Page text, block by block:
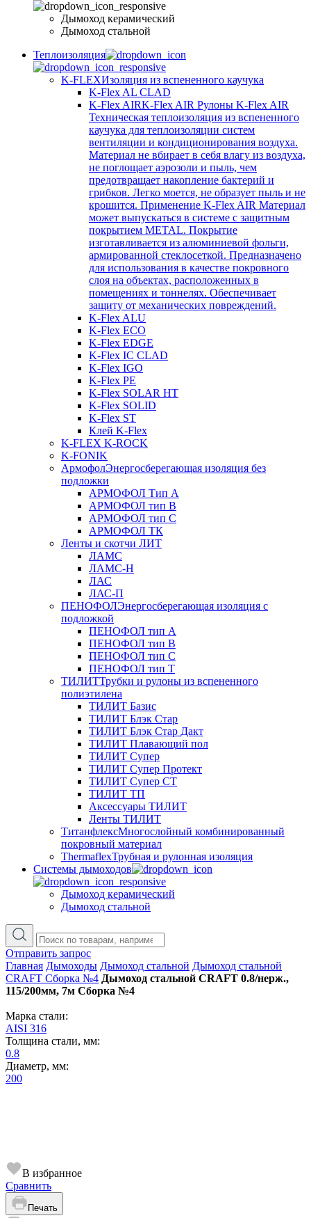
Дымоход керамический
Дымоход стальной
Теплоизоляция
K-FLEXИзоляция из вспененного каучука
K-Flex AL CLAD
K-Flex AIRK-Flex AIR Рулоны K-Flex AIR
Техническая теплоизоляция из вспененного
каучука для теплоизоляции систем
вентиляции и кондиционирования воздуха.
Материал не вбирает в себя влагу из воздуха,
не поглощает аэрозоли и пыль, чем
предотвращает накопление бактерий и
грибков. Легко моется, не образует пыль и не
крошится. Применение K-Flex AIR Материал
может выпускаться в системе c защитным
покрытием METAL. Покрытие
изготавливается из алюминиевой фольги,
армированной стеклосеткой. Предназначено
для использования в качестве покровного
слоя на объектах, расположенных в
помещениях и тоннелях. Обеспечивает
защиту от механических повреждений.
K-Flex ALU
K-Flex ECO
K-Flex EDGE
K-Flex IC CLAD
K-Flex IGO
K-Flex PE
K-Flex SOLAR HT
K-Flex SOLID
K-Flex ST
Клей K-Flex
K-FLEX K-ROCK
K-FONIK
АрмофолЭнергосберегающая изоляция без
подложки
АРМОФОЛ Тип А
АРМОФОЛ тип В
АРМОФОЛ тип C
АРМОФОЛ ТК
Ленты и скотчи ЛИТ
ЛАМС
ЛАМС-Н
ЛАС
ЛАС-П
ПЕНОФОЛЭнергосберегающая изоляция с
подложкой
ПЕНОФОЛ тип А
ПЕНОФОЛ тип B
ПЕНОФОЛ тип C
ПЕНОФОЛ тип T
ТИЛИТТрубки и рулоны из вспененного
полиэтилена
ТИЛИТ Базис
ТИЛИТ Блэк Стар
ТИЛИТ Блэк Стар Дакт
ТИЛИТ Плавающий пол
ТИЛИТ Супер
ТИЛИТ Супер Протект
ТИЛИТ Супер СТ
ТИЛИТ ТП
Аксессуары ТИЛИТ
Ленты ТИЛИТ
ТитанфлексМногослойный комбинированный
покровный материал
ThermaflexТрубная и рулонная изоляция
Cистемы дымоходов
Дымоход керамический
Дымоход стальной
Отправить запрос
Главная Дымоходы Дымоход стальной Дымоход стальной
CRAFT Сборка №4 Дымоход стальной CRAFT 0.8/нерж.,
115/200мм, 7м Сборка №4
Марка стали:
AISI 316
Толщина стали, мм:
0.8
Диаметр, мм:
200
В избранное
Сравнить
Печать